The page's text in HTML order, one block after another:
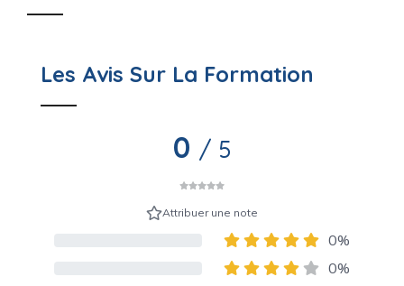
Les Avis Sur La Formation
0 / 5
Attribuer une note
0%
0%